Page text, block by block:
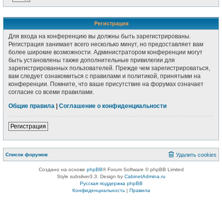
Регистрация
Для входа на конференцию вы должны быть зарегистрированы.
Регистрация занимает всего несколько минут, но предоставляет вам
более широкие возможности. Администратором конференции могут
быть установлены также дополнительные привилегии для
зарегистрированных пользователей. Прежде чем зарегистрироваться,
вам следует ознакомиться с правилами и политикой, принятыми на
конференции. Помните, что ваше присутствие на форумах означает
согласие со всеми правилами.
Общие правила
Соглашение о конфиденциальности
Регистрация
Список форумов Удалить cookies
Создано на основе phpBB® Forum Software © phpBB Limited
Style subsilver3.3. Design by CabinetAdmina.ru
Русская поддержка phpBB
Конфиденциальность| Правила